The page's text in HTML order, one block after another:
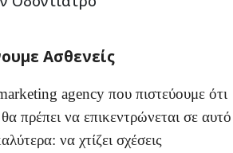
Ασθενείς
agency που πιστεύουμε ότι
πρέπει να επικεντρώνεται σε αυτό
να χτίζει σχέσεις